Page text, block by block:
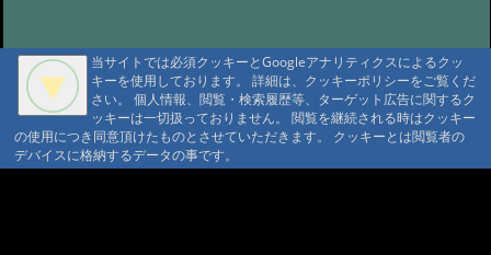
#157:今日は疲れました。
@ '10 11/29 22:37
#156:寒い朝です。
@ '10 11/19 22:16
#155:そろそろ冬支度
@ '10 11/4 10:30
#154:白い峰
#153:ふじばかまとア
当サイトでは必須クッキーとGoogleアナリティクスによるクッ
キーを使用しております。 詳細は、クッキーポリシーをご覧くだ
さい。 個人情報、閲覧・検索履歴等、ターゲット広告に関するク
ッキーは一切扱っておりません。 閲覧を継続される時はクッキー
の使用につき同意頂けたものとさせていただきます。 クッキーとは閲覧者の
デバイスに格納するデータの事です。